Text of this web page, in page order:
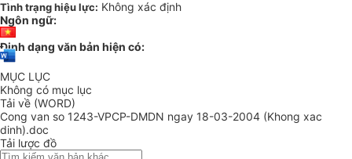
Tình trạng hiệu lực: Không xác định
Ngôn ngữ:
Định dạng văn bản hiện có:
MỤC LỤC
Không có mục lục
Tải về (WORD)
Cong van so 1243-VPCP-DMDN ngay 18-03-2004 (Khong xac
dinh).doc
Tải lược đồ